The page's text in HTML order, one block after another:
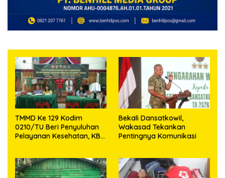
TMMD Ke 129 Kodim
0210/TU Beri Penyuluhan
Pelayanan Kesehatan, KB
Bekali Dansatkowil,
Wakasad Tekankan
Pentingnya Komunikasi